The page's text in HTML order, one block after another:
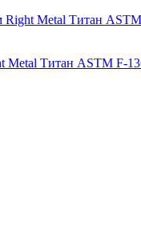
Metal Титан ASTM F-